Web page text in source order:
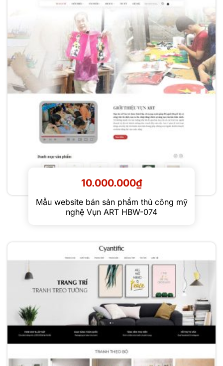
Mẫu website bán sản phẩm thủ công mỹ
nghệ Vụn ART HBW-074
10.000.000₫